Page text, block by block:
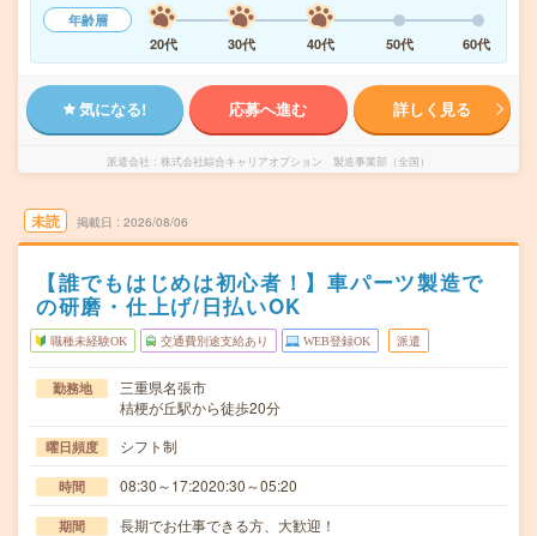
年齢層
20代
30代 40代 50代 60代
気になる! 応募へ進む 詳しく見る
派遣会社 株式会社綜合キャリアオプション 製造事業部（全国）
未読 掲載日 2026/08/06
【誰でもはじめは初心者！】車パーツ製造で
の研磨・仕上げ/日払いOK
職種未経験OK 交通費別途支給あり WEB登録OK 派遣
勤務地
三重県名張市
桔梗が丘駅から徒歩20分
曜日頻度 シフト制
時間 08:30～17:2020:30～05:20
期間 長期でお仕事できる方、大歓迎！